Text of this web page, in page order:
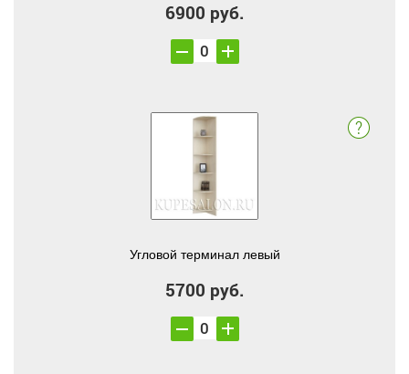
6900 руб.
Угловой терминал левый
5700 руб.